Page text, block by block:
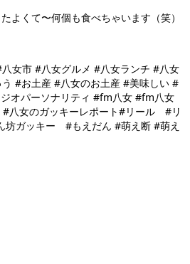
くて〜何個も食べちゃいます（笑）
女市 #八女グルメ #八女ランチ #八女
#お土産 #八女のお土産 #美味しい #
オパーソナリティ #fm八女 #fm八女
八女のガッキーレポート#リール #リ
ガッキー #もえだん #萌え断 #萌え